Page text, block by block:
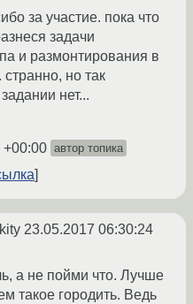
за участие. пока что
задачи
и размонтирования в
но так
нет...
+00:00 автор топика
23.05.2017 06:30:24
а не пойми что. Лучше
такое городить. Ведь